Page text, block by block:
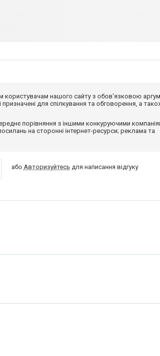
користувачам нашого сайту з обов'язковою
для спілкування та обговорення, а
порівняння з іншими конкуруючими
на сторонні інтернет-ресурси; реклама та
або Авторизуйтесь для написання відгуку